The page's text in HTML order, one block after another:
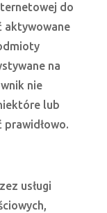
do
aktywowane
na
nie
lub
prawidłowo.
usługi